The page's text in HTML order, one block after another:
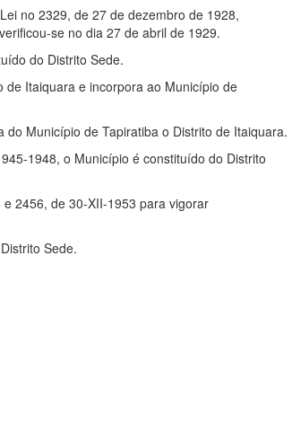
no 2329, de 27 de dezembro de 1928,
se no dia 27 de abril de 1929.
do Distrito Sede.
Itaiquara e incorpora ao Município de
Município de Tapiratiba o Distrito de Itaiquara.
1948, o Município é constituído do Distrito
2456, de 30-XII-1953 para vigorar
Sede.